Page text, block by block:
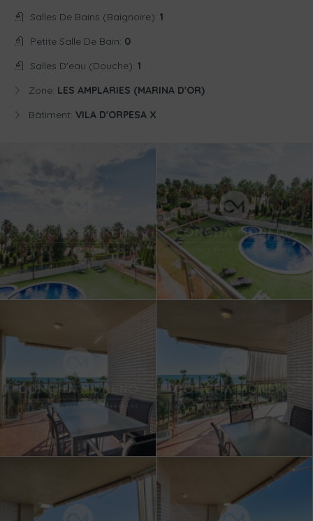
Salles De Bains (baignoire): 1
Petite Salle De Bain: 0
Salles D'eau (douche): 1
Zone: LES AMPLARIES (MARINA D'OR)
Bâtiment: VILA D'ORPESA X